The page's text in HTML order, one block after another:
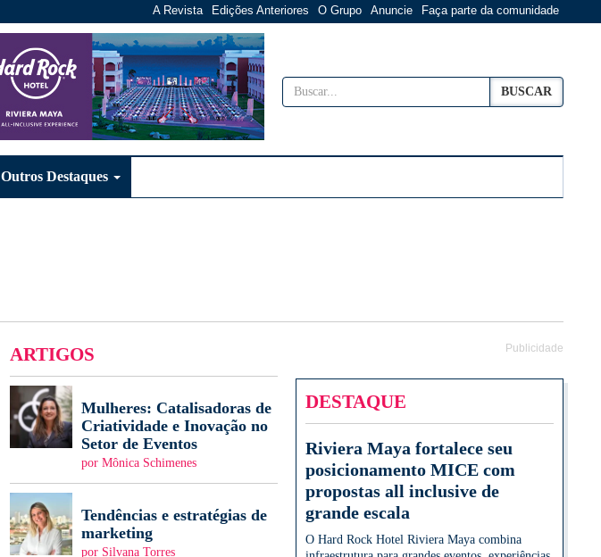
A Revista Edições Anteriores O Grupo Anuncie Faça parte da comunidade
BUSCAR
Outros Destaques
ARTIGOS
Mulheres: Catalisadoras de
Criatividade e Inovação no
Setor de Eventos
por Mônica Schimenes
Tendências e estratégias de
marketing
por Silvana Torres
Publicidade
DESTAQUE
Riviera Maya fortalece seu
posicionamento MICE com
propostas all inclusive de
grande escala
O Hard Rock Hotel Riviera Maya combina